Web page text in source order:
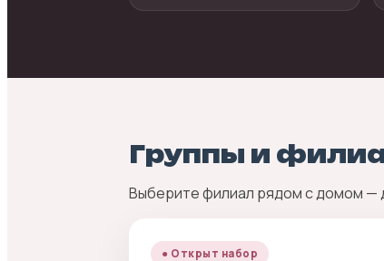
Группы и
Выберите филиал рядом с домом —
● Открыт набор